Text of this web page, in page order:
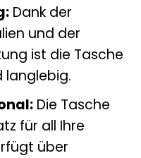
Dank der
und der
ist die Tasche
langlebig.
Die Tasche
für all Ihre
über